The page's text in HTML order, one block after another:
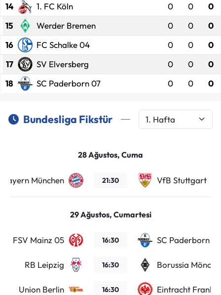
14
1. FC Köln 0 0
0
15
Werder Bremen 0 0
0
16
FC Schalke 04 0 0
0
17
SV Elversberg 0 0
0
18
SC Paderborn 07 0 0 0
Bundesliga Fikstür
28 Ağustos, Cuma
Bayern München 21:30 VfB Stuttgart
29 Ağustos, Cumartesi
FSV Mainz 05 16:30 SC Paderborn 07
RB Leipzig 16:30 Borussia
Union Berlin 16:30 Eintracht